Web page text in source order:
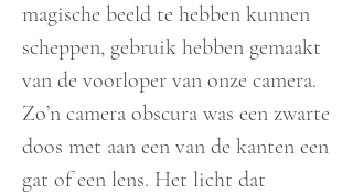
magische beeld te hebben kunnen
scheppen, gebruik hebben gemaakt
van de voorloper van onze camera.
Zo’n camera obscura was een zwarte
doos met aan een van de kanten een
gat of een lens. Het licht dat